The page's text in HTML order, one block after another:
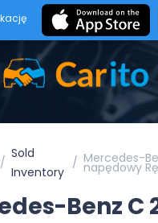
Sold
Inventory
Mercedes-
napędowy
Benz C